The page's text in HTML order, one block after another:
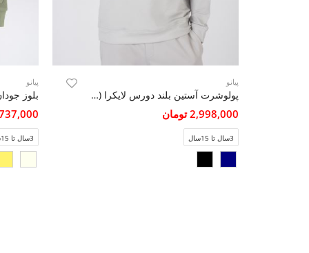
پیانو
پولوشرت آستین بلند دورس لایکرا (ست با کد 11434)
2,998,000 تومان
3سال تا 15سال
پیانو
2,737,000
3سال تا 15سال